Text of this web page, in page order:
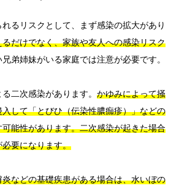
るリスクとして、まず感染の拡大があり
だけでなく、家族や友人への感染リスク
弟姉妹がいる家庭では注意が必要です。
二次感染があります。 かゆみによって掻
して「とびひ（伝染性膿痂疹）」などの
能性があります。二次感染が起きた場合
要になります。
などの基礎疾患がある場合は、水いぼの